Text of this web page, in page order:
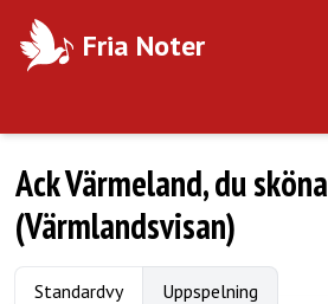
Fria Noter
Ack Värmeland, du sköna
(Värmlandsvisan)
Standardvy Uppspelning